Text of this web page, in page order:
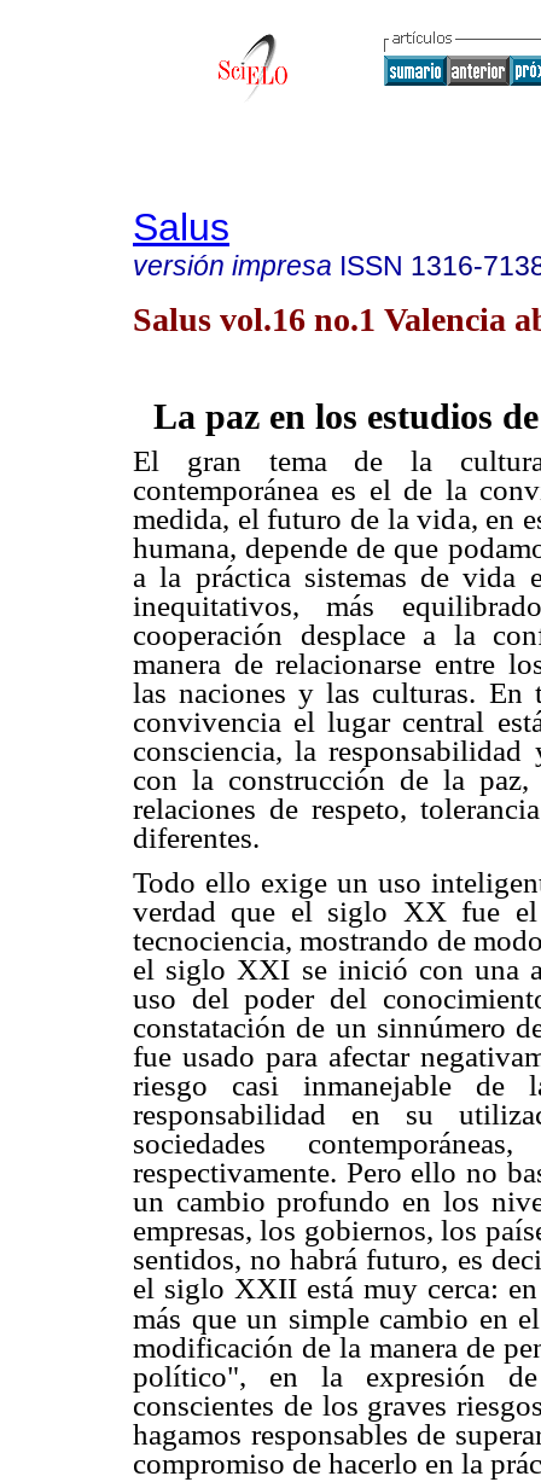
Salus
versión impresa ISSN 1316-
Salus vol.16 no.1 Valencia
La paz en los estudios
El gran tema de la
contemporánea es el de la
medida, el futuro de la vida, en
humana, depende de que
a la práctica sistemas de vida
inequitativos, más
cooperación desplace a la
manera de relacionarse entre
las naciones y las culturas. En
convivencia el lugar central
consciencia, la
con la construcción de la paz,
relaciones de respeto,
diferentes.
Todo ello exige un uso
verdad que el siglo XX fue
tecnociencia, mostrando de
el siglo XXI se inició con una
uso del poder del
constatación de un sinnúmero
fue usado para afectar
riesgo casi inmanejable de
responsabilidad en su
sociedades
respectivamente. Pero ello no
un cambio profundo en los
empresas, los gobiernos, los
sentidos, no habrá futuro, es
el siglo XXII está muy cerca:
más que un simple cambio en
modificación de la manera de
político", en la expresión de
conscientes de los graves
hagamos responsables de
compromiso de hacerlo en la